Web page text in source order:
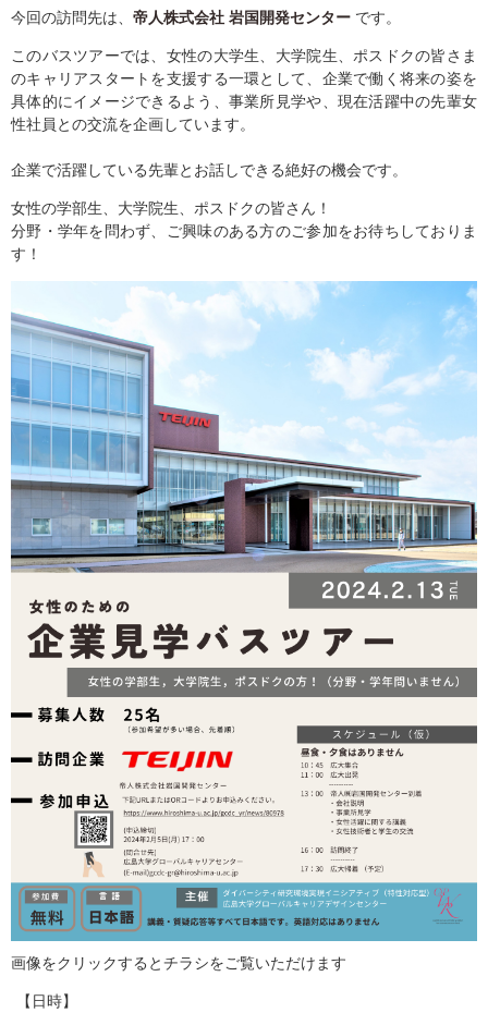
今回の訪問先は、 帝人株式会社 岩国開発センター です。
このバスツアーでは、女性の大学生、大学院生、ポスドクの皆さま
のキャリアスタートを支援する一環として、企業で働く将来の姿を
具体的にイメージできるよう、事業所見学や、現在活躍中の先輩女
性社員との交流を企画しています。
企業で活躍している先輩とお話しできる絶好の機会です。
女性の学部生、大学院生、ポスドクの皆さん！
分野・学年を問わず、ご興味のある方のご参加をお待ちしておりま
す！
画像をクリックするとチラシをご覧いただけます
【日時】